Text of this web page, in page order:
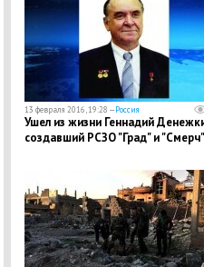
13 февраля 2016, 19:28 —Россия
Ушел из жизни Геннадий
создавший РСЗО "Град" и "Смерч"